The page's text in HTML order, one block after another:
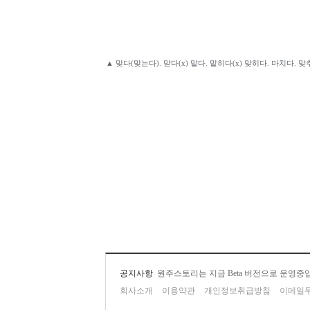
▲ 맞다(맞는다). 맏다(x) 맡다. 맡히다(x) 맞히다. 마치다. 맞
공지사항 원주스토리는 지금 Beta 버전으로 운영중
회사소개
이용약관 개인정보취급방침 이메일